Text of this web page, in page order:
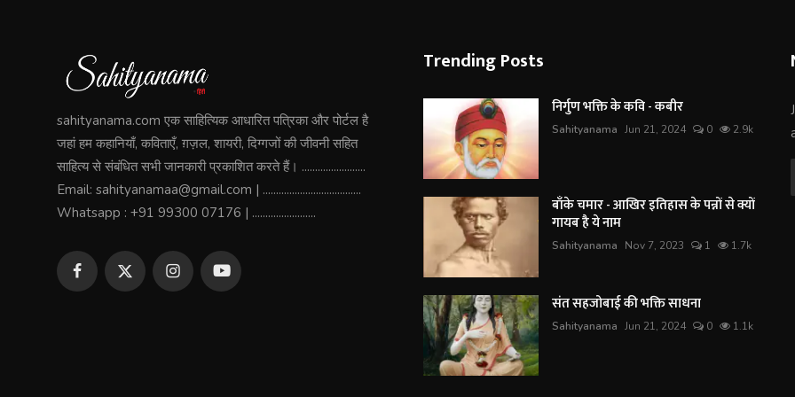
sahityanama.com एक साहित्यिक आधारित पत्रिका और पोर्टल है
जहां हम कहानियाँ, कविताएँ, ग़ज़ल, शायरी, दिग्गजों की जीवनी सहित
साहित्य से संबंधित सभी जानकारी प्रकाशित करते हैं। ........................
Email: sahityanamaa@gmail.com | .....................................
Whatsapp : +91 99300 07176 | ........................
Trending Posts
निर्गुण भक्ति के कवि - कबीर
Sahityanama Jun 21, 2024 0 2.9k
बाँके चमार - आखिर इतिहास के पन्नों से क्यों
गायब है ये नाम
Sahityanama Nov 7, 2023 1 1.7k
संत सहजोबाई की भक्ति साधना
Sahityanama Jun 21, 2024 0 1.1k